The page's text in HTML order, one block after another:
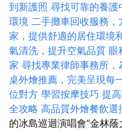
到新護照 尋找可靠的養護
環境 二手攤車回收服務
家，提供舒適的居住環境
氣清洗，提升空氣品質 眼
家 尋找專業律師事務所
桌外燴推薦，完美呈現每
位對方 學習按摩技巧 提
全攻略 高品質外燴餐飲選
的冰島巡迴演唱會“金林